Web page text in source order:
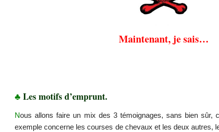
Maintenant, je sais…
♣Les motifs d’emprunt.
Nous allons faire un mix des 3 témoignages, sans bien sûr,
exemple concerne les courses de chevaux et les deux autres,